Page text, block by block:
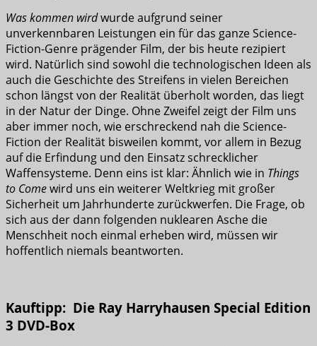
Was kommen wirdwurde aufgrund seiner
unverkennbaren Leistungen ein für das ganze Science-
Fiction-Genre prägender Film, der bis heute rezipiert
wird. Natürlich sind sowohl die technologischen Ideen als
auch die Geschichte des Streifens in vielen Bereichen
schon längst von der Realität überholt worden, das liegt
in der Natur der Dinge. Ohne Zweifel zeigt der Film uns
aber immer noch, wie erschreckend nah die Science-
Fiction der Realität bisweilen kommt, vor allem in Bezug
auf die Erfindung und den Einsatz schrecklicher
Waffensysteme. Denn eins ist klar: Ähnlich wie in Things
to Comewird uns ein weiterer Weltkrieg mit großer
Sicherheit um Jahrhunderte zurückwerfen. Die Frage, ob
sich aus der dann folgenden nuklearen Asche die
Menschheit noch einmal erheben wird, müssen wir
hoffentlich niemals beantworten.
Kauftipp: Die Ray Harryhausen Special Edition
3 DVD-Box